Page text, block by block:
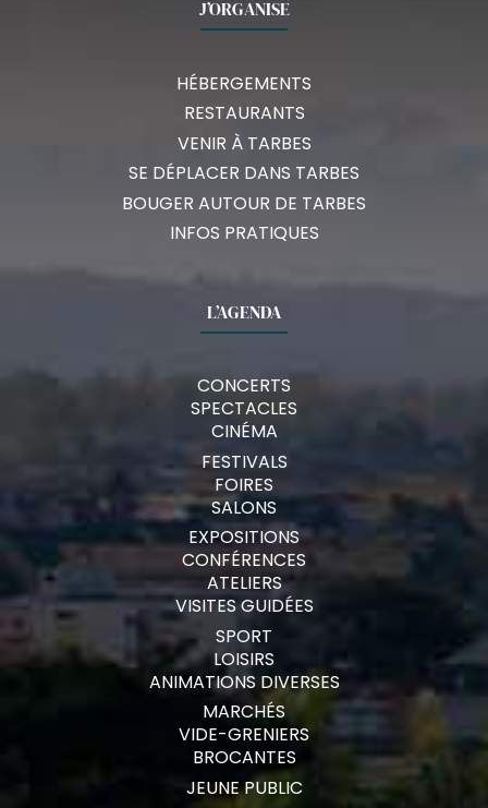
J’ORGANISE
HÉBERGEMENTS
RESTAURANTS
VENIR À TARBES
SE DÉPLACER DANS TARBES
BOUGER AUTOUR DE TARBES
INFOS PRATIQUES
L’AGENDA
CONCERTS
SPECTACLES
CINÉMA
FESTIVALS
FOIRES
SALONS
EXPOSITIONS
CONFÉRENCES
ATELIERS
VISITES GUIDÉES
SPORT
LOISIRS
ANIMATIONS DIVERSES
MARCHÉS
VIDE-GRENIERS
BROCANTES
JEUNE PUBLIC